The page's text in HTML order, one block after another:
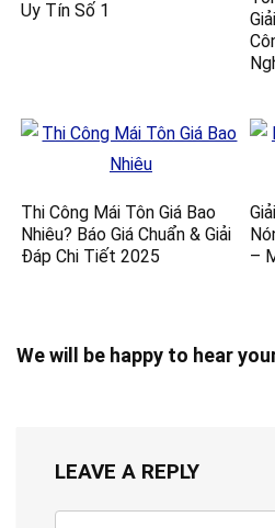
Uy Tín Số 1
Thi Công Mái Tôn Giá Bao
Nhiêu? Báo Giá Chuẩn & Giải
Đáp Chi Tiết 2025
–
We will be happy to hear
LEAVE A REPLY